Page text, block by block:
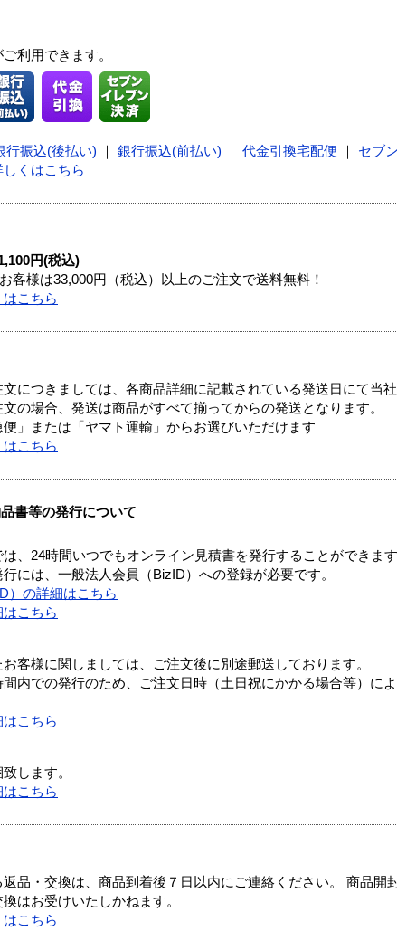
利用できます。
行振込(後払い) 銀行振込(前払い) 代金引換宅配便
セブ
くはこちら
円(税込)
客様は33,000円（税込）以上のご注文で送料無料！
こちら
につきましては、各商品詳細に記載されている発送日にて当社
の場合、発送は商品がすべて揃ってからの発送となります。
」または「ヤマト運輸」からお選びいただけます
こちら
書等の発行について
、24時間いつでもオンライン見積書を発行することができます
には、一般法人会員（BizID）への登録が必要です。
）の詳細はこちら
こちら
客様に関しましては、ご注文後に別途郵送しております。
内での発行のため、ご注文日時（土日祝にかかる場合等）に
こちら
します。
こちら
品・交換は、商品到着後７日以内にご連絡ください。 商品開
はお受けいたしかねます。
こちら